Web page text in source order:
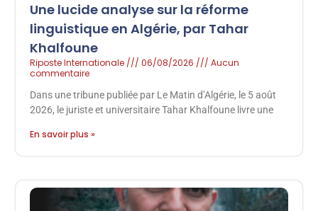
Une lucide analyse sur la réforme
linguistique en Algérie, par Tahar
Khalfoune
Riposte Internationale 06/08/2026
Aucun
commentaire
Dans une tribune publiée par Le Matin d’Algérie, le 5 août
2026, le juriste et universitaire Tahar Khalfoune livre une
En savoir plus »